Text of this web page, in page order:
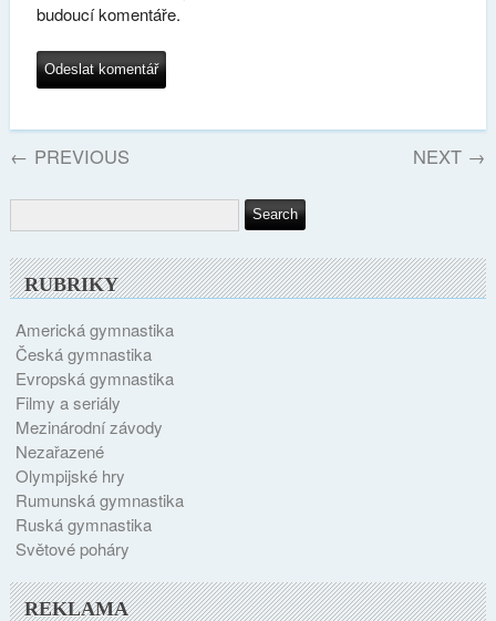
budoucí komentáře.
← PREVIOUS NEXT →
RUBRIKY
Americká gymnastika
Česká gymnastika
Evropská gymnastika
Filmy a seriály
Mezinárodní závody
Nezařazené
Olympijské hry
Rumunská gymnastika
Ruská gymnastika
Světové poháry
REKLAMA